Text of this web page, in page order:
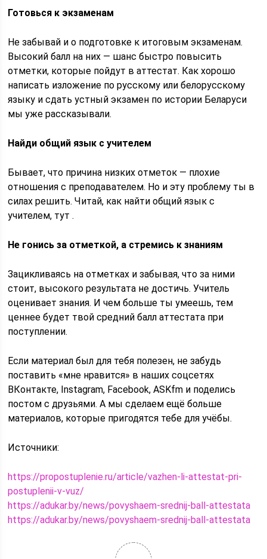
Готовься к экзаменам
Не забывай и о подготовке к итоговым экзаменам.
Высокий балл на них — шанс быстро повысить
отметки, которые пойдут в аттестат. Как хорошо
написать изложение по русскому или белорусскому
языку и сдать устный экзамен по истории Беларуси
мы уже рассказывали.
Найди общий язык с учителем
Бывает, что причина низких отметок — плохие
отношения с преподавателем. Но и эту проблему ты в
силах решить. Читай, как найти общий язык с
учителем, тут .
Не гонись за отметкой, а стремись к знаниям
Зацикливаясь на отметках и забывая, что за ними
стоит, высокого результата не достичь. Учитель
оценивает знания. И чем больше ты умеешь, тем
ценнее будет твой средний балл аттестата при
поступлении.
Если материал был для тебя полезен, не забудь
поставить «мне нравится» в наших соцсетях
ВКонтакте, Instagram, Facebook, ASKfm и поделись
постом с друзьями. А мы сделаем ещё больше
материалов, которые пригодятся тебе для учёбы.
Источники:
https://propostuplenie.ru/article/vazhen-li-attestat-pri-
postuplenii-v-vuz/
https://adukar.by/news/povyshaem-srednij-ball-attestata
https://adukar.by/news/povyshaem-srednij-ball-attestata